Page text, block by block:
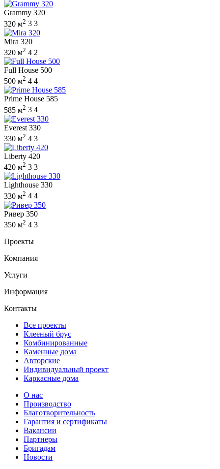
Grammy 320
320 м2 3 3
Mira 320
320 м2 4 2
Full House 500
500 м2 4 4
Prime House 585
585 м2 3 4
Everest 330
330 м2 4 3
Liberty 420
420 м2 3 3
Lighthouse 330
330 м2 4 4
Ривер 350
350 м2 4 3
Проекты
Компания
Услуги
Информация
Контакты
Все проекты
Клееный брус
Комбинированные
Каменные дома
Авторские
Индивидуальный проект
Каркасные дома
О нас
Производство
Благотворительность
Гарантия и сертификаты
Вакансии
Партнеры
Бригадам
Новости